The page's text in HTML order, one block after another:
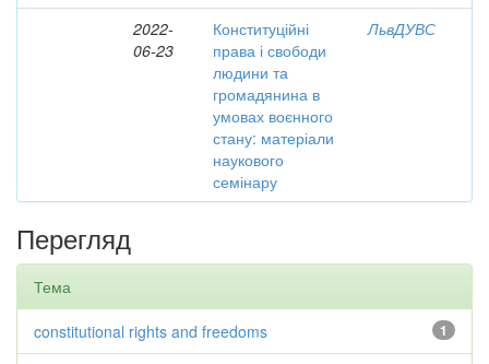
2022-
06-23
Конституційні
права і свободи
людини та
громадянина в
умовах воєнного
стану: матеріали
наукового
семінару
ЛьвДУВС
Перегляд
Тема
1
constitutional rights and freedoms